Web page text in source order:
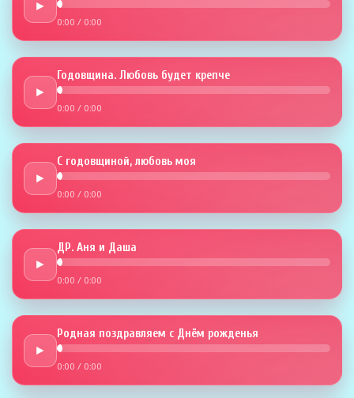
►
0:00 / 0:00
►
Годовщина. Любовь будет крепче
0:00 / 0:00
►
С годовщиной, любовь моя
0:00 / 0:00
►
ДР. Аня и Даша
0:00 / 0:00
►
Родная поздравляем с Днём рожденья
0:00 / 0:00